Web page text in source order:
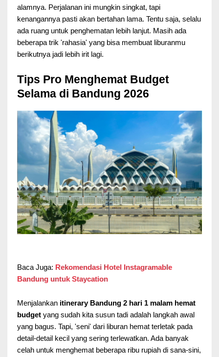
alamnya. Perjalanan ini mungkin singkat, tapi
kenangannya pasti akan bertahan lama. Tentu saja, selalu
ada ruang untuk penghematan lebih lanjut. Masih ada
beberapa trik 'rahasia' yang bisa membuat liburanmu
berikutnya jadi lebih irit lagi.
Tips Pro Menghemat Budget
Selama di Bandung 2026
Baca Juga: Rekomendasi Hotel Instagramable
Bandung untuk Staycation
Menjalankan itinerary Bandung 2 hari 1 malam hemat
budget yang sudah kita susun tadi adalah langkah awal
yang bagus. Tapi, 'seni' dari liburan hemat terletak pada
detail-detail kecil yang sering terlewatkan. Ada banyak
celah untuk menghemat beberapa ribu rupiah di sana-sini,